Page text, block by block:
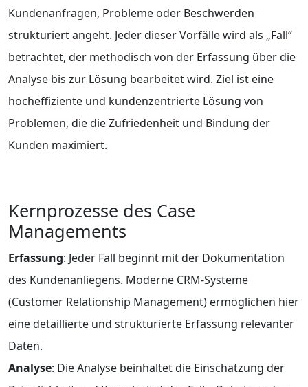
Kundenanfragen, Probleme oder Beschwerden
strukturiert angeht. Jeder dieser Vorfälle wird als „Fall“
betrachtet, der methodisch von der Erfassung über die
Analyse bis zur Lösung bearbeitet wird. Ziel ist eine
hocheffiziente und kundenzentrierte Lösung von
Problemen, die die Zufriedenheit und Bindung der
Kunden maximiert.
Kernprozesse des Case
Managements
Erfassung: Jeder Fall beginnt mit der Dokumentation
des Kundenanliegens. Moderne CRM-Systeme
(Customer Relationship Management) ermöglichen hier
eine detaillierte und strukturierte Erfassung relevanter
Daten.
Analyse: Die Analyse beinhaltet die Einschätzung der